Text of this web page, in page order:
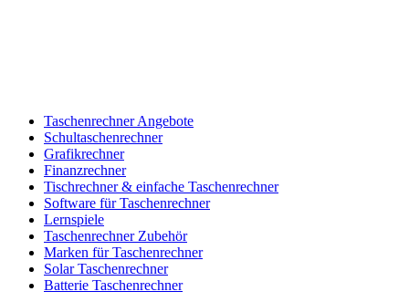
Taschenrechner Angebote
Schultaschenrechner
Grafikrechner
Finanzrechner
Tischrechner & einfache Taschenrechner
Software für Taschenrechner
Lernspiele
Taschenrechner Zubehör
Marken für Taschenrechner
Solar Taschenrechner
Batterie Taschenrechner